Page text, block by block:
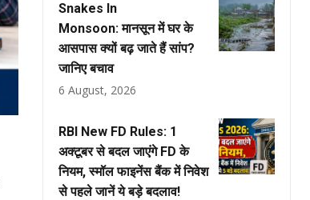
Snakes In
Monsoon: मानसून में घर के
आसपास क्यों बढ़ जाते हैं सांप?
जानिए बचाव
6 August, 2026
RBI New FD Rules: 1
अक्टूबर से बदल जाएंगे FD के
नियम, स्मॉल फाइनेंस बैंक में निवेश
से पहले जानें ये बड़े बदलाव!